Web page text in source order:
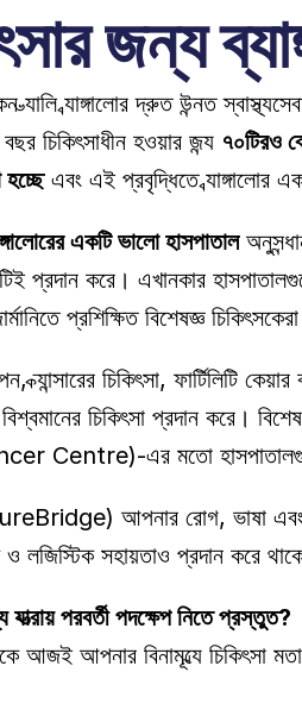
জন্য
ভ্যালি ব্যাঙ্গালোর দ্রুত উন্নত
চিকিৎসাধীন হওয়ার জন্য ৭০টিরও
এবং এই প্রবৃদ্ধিতে ব্যাঙ্গালোর
একটি ভালো হাসপাতাল
প্রদান করে। এখানকার
প্রশিক্ষিত বিশেষজ্ঞ
ক্যান্সারের চিকিৎসা, ফার্টিলিটি
চিকিৎসা প্রদান করে।
Centre)-এর মতো হাসপাতালগুলো
আপনার রোগ, ভাষা
ও লজিস্টিক সহায়তাও প্রদান করে
যাত্রায় পরবর্তী পদক্ষেপ নিতে প্রস্তুত?
আজই আপনার বিনামূল্যে চিকিৎসা